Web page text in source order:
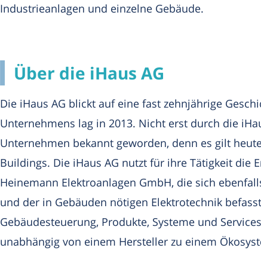
Industrieanlagen und einzelne Gebäude.
Über die iHaus AG
Die iHaus AG blickt auf eine fast zehnjährige
Unternehmens lag in 2013. Nicht erst durch die
Unternehmen bekannt geworden, denn es gilt
Buildings. Die iHaus AG nutzt für ihre Tätigkeit die
Heinemann Elektroanlagen GmbH, die sich
und der in Gebäuden nötigen Elektrotechnik
Gebäudesteuerung, Produkte, Systeme und
unabhängig von einem Hersteller zu einem